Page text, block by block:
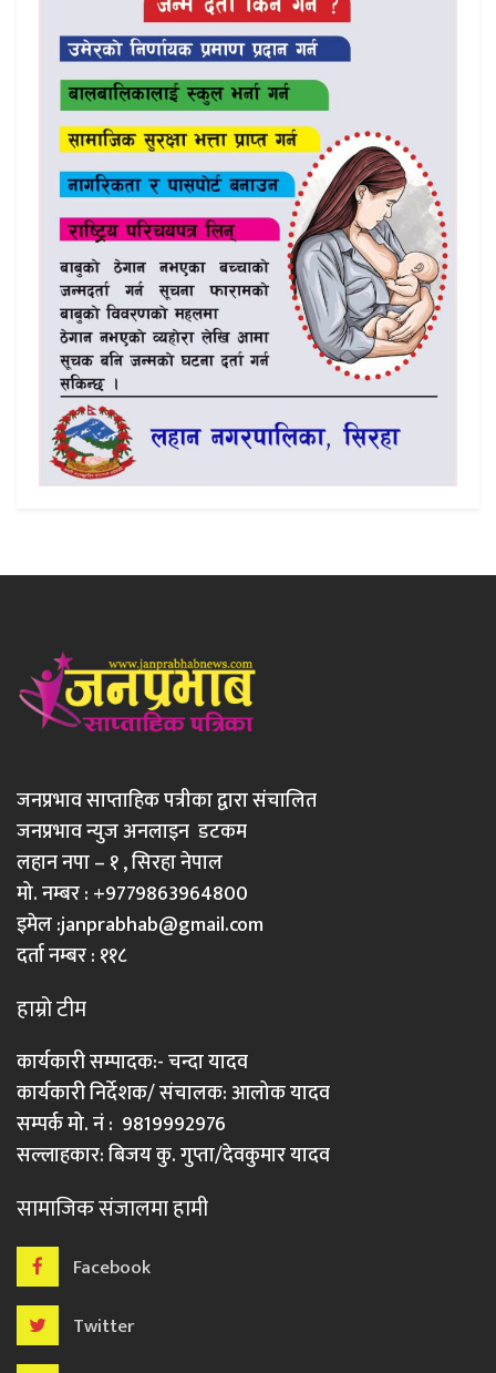
जनप्रभाव साप्ताहिक पत्रीका द्वारा संचालित
जनप्रभाव न्युज अनलाइन डटकम
लहान नपा – १ , सिरहा नेपाल
मो. नम्बर : +9779863964800
इमेल :janprabhab@gmail.com
दर्ता नम्बर : ११८
हाम्रो टीम
कार्यकारी सम्पादक:- चन्दा यादव
कार्यकारी निर्देशक/ संचालक: आलोक यादव
सम्पर्क मो. नं : 9819992976
सल्लाहकार: बिजय कु. गुप्ता/देवकुमार यादव
सामाजिक संजालमा हामी
Facebook
Twitter